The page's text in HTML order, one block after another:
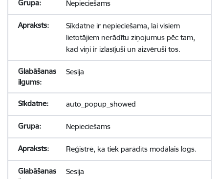
Nepieciešams
Sīkdatne ir nepieciešama, lai visiem
lietotājiem nerādītu ziņojumus pēc tam,
kad viņi ir izlasījuši un aizvēruši tos.
Sesija
auto_popup_showed
Nepieciešams
Reģistrē, ka tiek parādīts modālais logs.
Sesija